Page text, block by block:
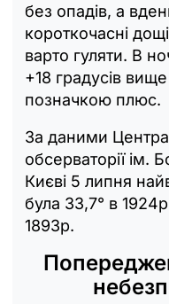
без опадів, а
короткочасні
варто гуляти. В
+18 градусів
позначкою плюс.
За даними
обсерваторії ім.
Києві 5 липня
була 33,7° в
1893р.